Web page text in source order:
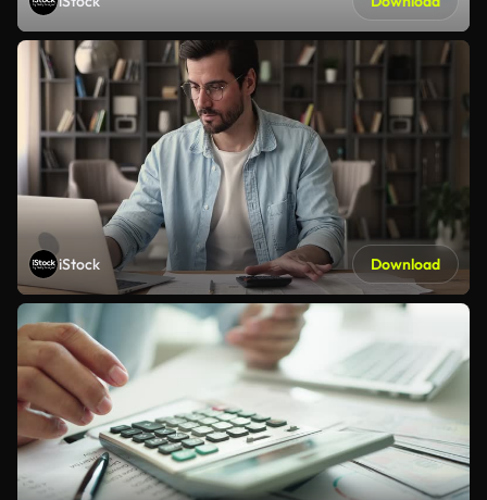
iStock Download